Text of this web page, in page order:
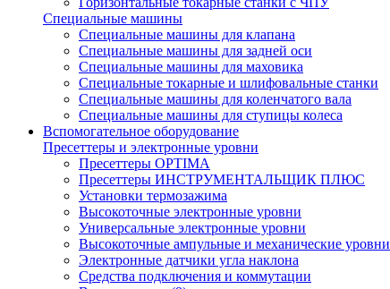
Специальные машины
Специальные машины для клапана
Специальные машины для задней оси
Специальные машины для маховика
Специальные токарные и шлифовальные станки
Специальные машины для коленчатого вала
Специальные машины для ступицы колеса
Вспомогательное оборудование
Пресеттеры и электронные уровни
Пресеттеры OPTIMA
Пресеттеры ИНСТРУМЕНТАЛЬЩИК ПЛЮС
Установки термозажима
Высокоточные электронные уровни
Универсальные электронные уровни
Высокоточные ампульные и механические уровни
Электронные датчики угла наклона
Средства подключения и коммутации